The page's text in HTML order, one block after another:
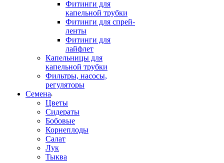
Фитинги для
капельной трубки
Фитинги для спрей-
ленты
Фитинги для
лайфлет
Капельницы для
капельной трубки
Фильтры, насосы,
регуляторы
Семена
Цветы
Сидераты
Бобовые
Корнеплоды
Салат
Лук
Тыква